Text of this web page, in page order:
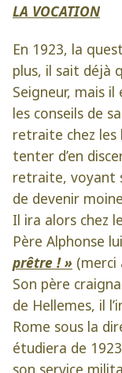
LA VOCATION
En 1923, la
plus, il sait déjà
Seigneur, mais
les conseils de
retraite chez les
tenter d’en
retraite, voyant
de devenir
Il ira alors chez
Père Alphonse
prêtre ! » (merci
Son père
de Hellemes, il
Rome sous la
étudiera de
son service